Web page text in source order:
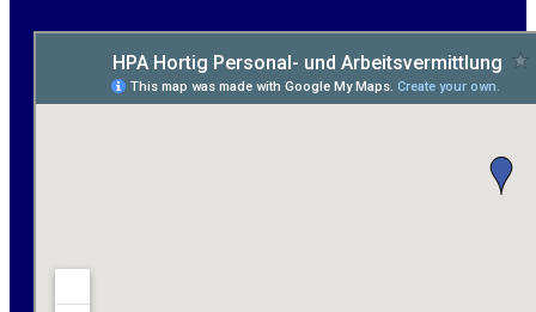
Maurer / Putzer (m/w/d) Bitterfeld-Wolfen gesucht -
ab 3.500 € (keine Montage)